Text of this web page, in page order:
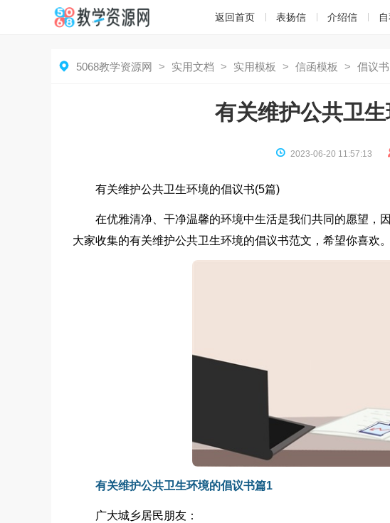
返回首页 表扬信 介绍信
 5068教学资源网 > 实用文档 > 实用模板 > 信函模板 > 倡议书
有关维护公共卫
 2023-06-20 11:57:13
有关维护公共卫生环境的倡议书(5篇)
在优雅清净、干净温馨的环境中生活是我们共同的愿望，
大家收集的有关维护公共卫生环境的倡议书范文，希望你喜欢。
有关维护公共卫生环境的倡议书篇1
广大城乡居民朋友：